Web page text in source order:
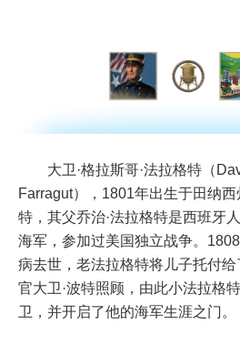
大卫·格拉斯哥·法拉格特（
Farragut），1801年出生于田纳
特，其父乔治·法拉格特是西班牙
海军，参加过美国独立战争。
病去世，老法拉格特将儿子托付
官大卫·波特照顾，由此小法拉格
卫，并开启了他的海军生涯之门。